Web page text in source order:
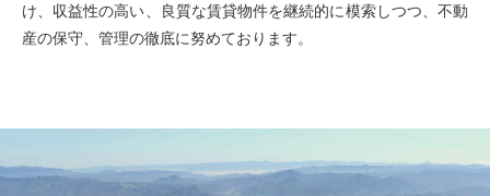
け、収益性の高い、良質な賃貸物件を継続的に模索しつつ、不動
産の保守、管理の徹底に努めております。